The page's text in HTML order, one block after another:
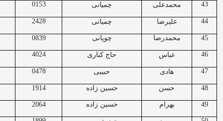
43 محمدعلی چمیانی 0153
44 علیرضا چمیانی 2428
45 محمدرضا چوپانی 0839
46 عباس حاج کناری 4024
47 هادی حبیبی 0478
48 حسن حسین زاده 1914
49 بهرام حسین زاده 2064